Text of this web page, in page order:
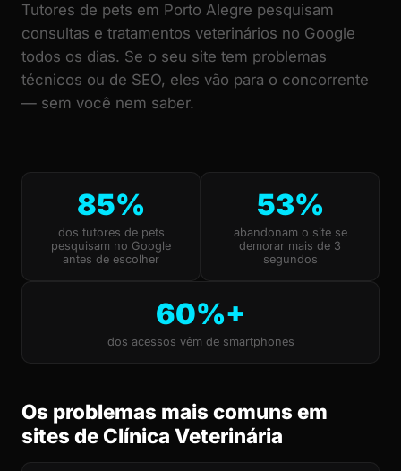
Tutores de pets em Porto Alegre pesquisam
consultas e tratamentos veterinários no Google
todos os dias. Se o seu site tem problemas
técnicos ou de SEO, eles vão para o concorrente
— sem você nem saber.
85%
dos tutores de pets
pesquisam no Google
antes de escolher
53%
abandonam o site se
demorar mais de 3
segundos
60%+
dos acessos vêm de smartphones
Os problemas mais comuns em
sites de Clínica Veterinária